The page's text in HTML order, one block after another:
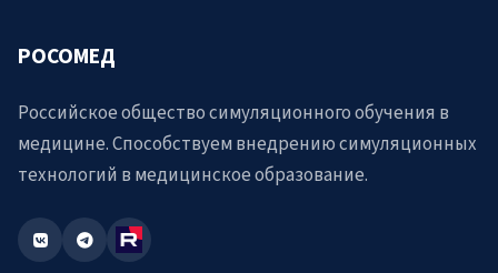
РОСОМЕД
Российское общество симуляционного обучения в
медицине. Способствуем внедрению симуляционных
технологий в медицинское образование.